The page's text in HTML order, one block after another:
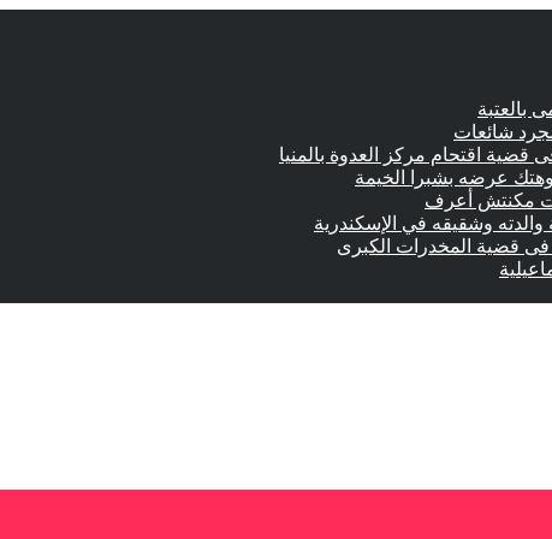
بالعتبة
شائعات
قضية اقتحام مركز العدوة بالمنيا
وشقيقه في الإسكندرية